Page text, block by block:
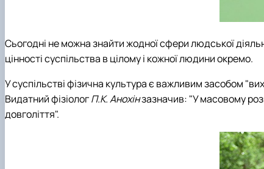
Сьогодні не можна знайти жодної сфери людської
цінності суспільства в цілому і кожної людини окремо.
У суспільстві фізична культура є важливим засобом
Видатний фізіологП.К. Анохінзазначив: "У масовому
довголіття".